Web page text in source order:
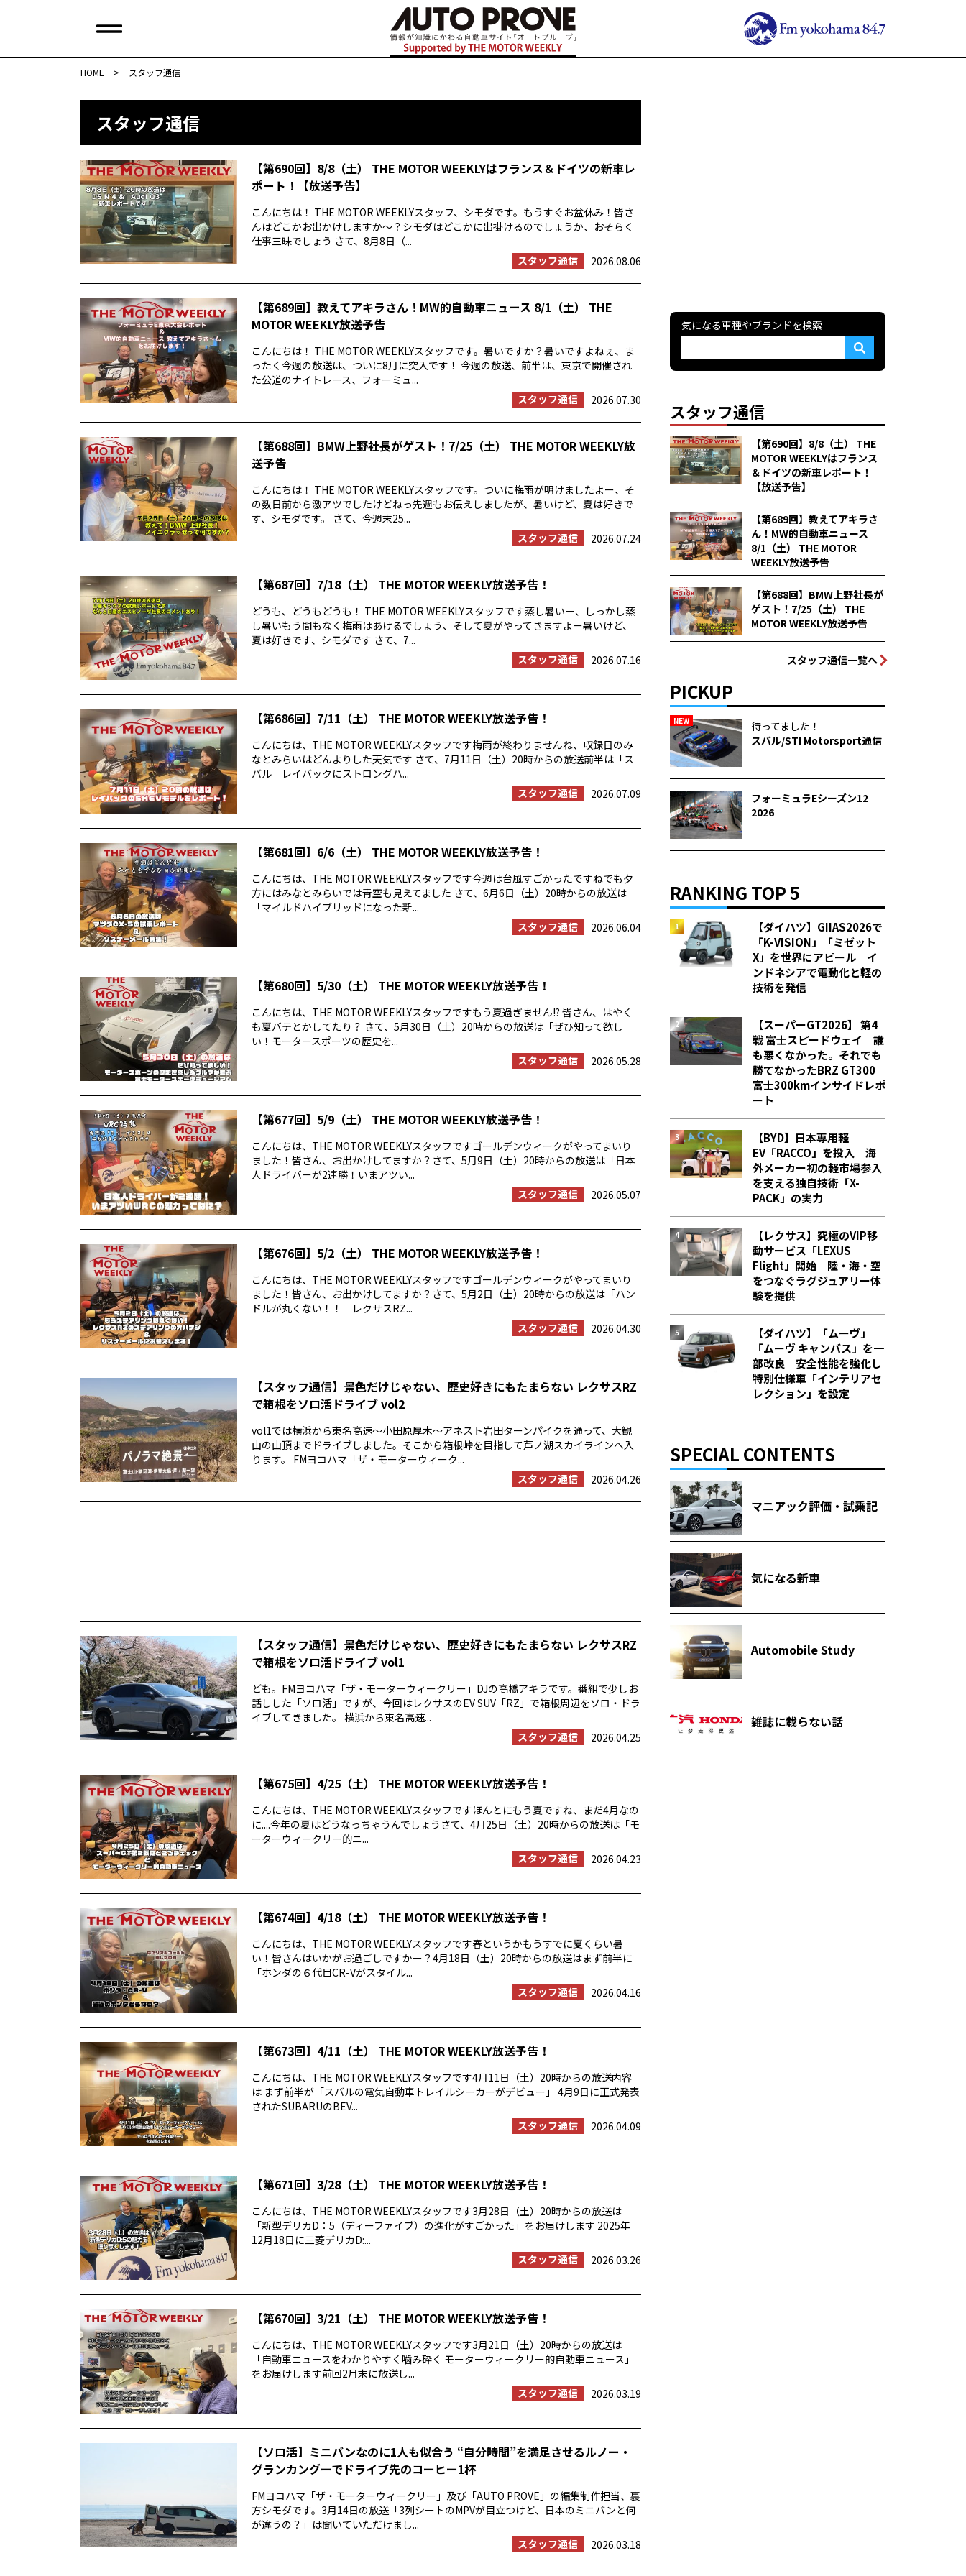
HOME > スタッフ通信
スタッフ通信
【第690回】8/8（土） THE MOTOR WEEKLYはフランス＆ドイツの新車レ
ポート！【放送予告】
こんにちは！ THE MOTOR WEEKLYスタッフ、シモダです。もうすぐお盆休み！皆さ
んはどこかお出かけしますか〜？シモダはどこかに出掛けるのでしょうか、おそらく
仕事三昧でしょう さて、8月8日（...
スタッフ通信
2026.08.06
【第689回】教えてアキラさん！MW的自動車ニュース 8/1（土） THE
MOTOR WEEKLY放送予告
こんにちは！ THE MOTOR WEEKLYスタッフです。暑いですか？暑いですよねぇ、ま
ったく今週の放送は、ついに8月に突入です！ 今週の放送、前半は、東京で開催され
た公道のナイトレース、フォーミュ...
スタッフ通信
2026.07.30
【第688回】BMW上野社長がゲスト！7/25（土） THE MOTOR WEEKLY放
送予告
こんにちは！ THE MOTOR WEEKLYスタッフです。ついに梅雨が明けましたよー、そ
の数日前から激アツでしたけどねっ先週もお伝えしましたが、暑いけど、夏は好きで
す、シモダです。 さて、今週末25...
スタッフ通信
2026.07.24
【第687回】7/18（土） THE MOTOR WEEKLY放送予告！
どうも、どうもどうも！ THE MOTOR WEEKLYスタッフです蒸し暑いー、しっかし蒸
し暑いもう間もなく梅雨はあけるでしょう、そして夏がやってきますよー暑いけど、
夏は好きです、シモダです さて、7...
スタッフ通信
2026.07.16
【第686回】7/11（土） THE MOTOR WEEKLY放送予告！
こんにちは、THE MOTOR WEEKLYスタッフです梅雨が終わりませんね、収録日のみ
なとみらいはどんよりした天気です さて、7月11日（土）20時からの放送前半は「ス
バル レイバックにストロングハ...
スタッフ通信
2026.07.09
【第681回】6/6（土） THE MOTOR WEEKLY放送予告！
こんにちは、THE MOTOR WEEKLYスタッフです今週は台風すごかったですねでも夕
方にはみなとみらいでは青空も見えてました さて、6月6日（土）20時からの放送は
「マイルドハイブリッドになった新...
スタッフ通信
2026.06.04
【第680回】5/30（土） THE MOTOR WEEKLY放送予告！
こんにちは、THE MOTOR WEEKLYスタッフですもう夏過ぎません!? 皆さん、はやく
も夏バテとかしてたり？ さて、5月30日（土）20時からの放送は「ぜひ知って欲し
い！モータースポーツの歴史を...
スタッフ通信
2026.05.28
【第677回】5/9（土） THE MOTOR WEEKLY放送予告！
こんにちは、THE MOTOR WEEKLYスタッフですゴールデンウィークがやってまいり
ました！皆さん、お出かけしてますか？さて、5月9日（土）20時からの放送は「日本
人ドライバーが2連勝！いまアツい...
スタッフ通信
2026.05.07
【第676回】5/2（土） THE MOTOR WEEKLY放送予告！
こんにちは、THE MOTOR WEEKLYスタッフですゴールデンウィークがやってまいり
ました！皆さん、お出かけしてますか？さて、5月2日（土）20時からの放送は「ハン
ドルが丸くない！！ レクサスRZ...
スタッフ通信
2026.04.30
【スタッフ通信】景色だけじゃない、歴史好きにもたまらない レクサスRZ
で箱根をソロ活ドライブ vol2
vol1では横浜から東名高速〜小田原厚木〜アネスト岩田ターンパイクを通って、大観
山の山頂までドライブしました。そこから箱根峠を目指して芦ノ湖スカイラインへ入
ります。 FMヨコハマ「ザ・モーターウィーク...
スタッフ通信
2026.04.26
【スタッフ通信】景色だけじゃない、歴史好きにもたまらない レクサスRZ
で箱根をソロ活ドライブ vol1
ども。FMヨコハマ「ザ・モーターウィークリー」DJの高橋アキラです。番組で少しお
話しした「ソロ活」ですが、今回はレクサスのEV SUV「RZ」で箱根周辺をソロ・ドラ
イブしてきました。 横浜から東名高速...
スタッフ通信
2026.04.25
【第675回】4/25（土） THE MOTOR WEEKLY放送予告！
こんにちは、THE MOTOR WEEKLYスタッフですほんとにもう夏ですね、まだ4月なの
に....今年の夏はどうなっちゃうんでしょうさて、4月25日（土）20時からの放送は「モ
ーターウィークリー的ニ...
スタッフ通信
2026.04.23
【第674回】4/18（土） THE MOTOR WEEKLY放送予告！
こんにちは、THE MOTOR WEEKLYスタッフです春というかもうすでに夏くらい暑
い！皆さんはいかがお過ごしですかー？4月18日（土）20時からの放送はまず前半に
「ホンダの６代目CR-Vがスタイル...
スタッフ通信
2026.04.16
【第673回】4/11（土） THE MOTOR WEEKLY放送予告！
こんにちは、THE MOTOR WEEKLYスタッフです4月11日（土）20時からの放送内容
は まず前半が「スバルの電気自動車トレイルシーカーがデビュー」 4月9日に正式発表
されたSUBARUのBEV...
スタッフ通信
2026.04.09
【第671回】3/28（土） THE MOTOR WEEKLY放送予告！
こんにちは、THE MOTOR WEEKLYスタッフです3月28日（土）20時からの放送は
「新型デリカD：5（ディーファイブ）の進化がすごかった」をお届けします 2025年
12月18日に三菱デリカD:...
スタッフ通信
2026.03.26
【第670回】3/21（土） THE MOTOR WEEKLY放送予告！
こんにちは、THE MOTOR WEEKLYスタッフです3月21日（土）20時からの放送は
「自動車ニュースをわかりやすく噛み砕く モーターウィークリー的自動車ニュース」
をお届けします前回2月末に放送し...
スタッフ通信
2026.03.19
【ソロ活】ミニバンなのに1人も似合う “自分時間”を満足させるルノー・
グランカングーでドライブ先のコーヒー1杯
FMヨコハマ「ザ・モーターウィークリー」及び「AUTO PROVE」の編集制作担当、裏
方シモダです。3月14日の放送「3列シートのMPVが目立つけど、日本のミニバンと何
が違うの？」は聞いていただけまし...
スタッフ通信
2026.03.18
気になる車種やブランドを検索
スタッフ通信
【第690回】8/8（土） THE
MOTOR WEEKLYはフランス
＆ドイツの新車レポート！
【放送予告】
【第689回】教えてアキラさ
ん！MW的自動車ニュース
8/1（土） THE MOTOR
WEEKLY放送予告
【第688回】BMW上野社長が
ゲスト！7/25（土） THE
MOTOR WEEKLY放送予告
スタッフ通信一覧へ
PICKUP
NEW
待ってました！
スバル/STI Motorsport通信
フォーミュラEシーズン12
2026
RANKING TOP 5
【ダイハツ】GIIAS2026で
「K-VISION」「ミゼット
X」を世界にアピール イ
ンドネシアで電動化と軽の
技術を発信
【スーパーGT2026】 第4
戦 富士スピードウェイ 誰
も悪くなかった。それでも
勝てなかった――BRZ GT300
富士300kmインサイドレポ
ート
【BYD】日本専用軽
EV「RACCO」を投入 海
外メーカー初の軽市場参入
を支える独自技術「X-
PACK」の実力
【レクサス】究極のVIP移
動サービス「LEXUS
Flight」開始 陸・海・空
をつなぐラグジュアリー体
験を提供
【ダイハツ】「ムーヴ」
「ムーヴ キャンバス」を一
部改良 安全性能を強化し
特別仕様車「インテリアセ
レクション」を設定
SPECIAL CONTENTS
マニアック評価・試乗記
気になる新車
Automobile Study
雑誌に載らない話